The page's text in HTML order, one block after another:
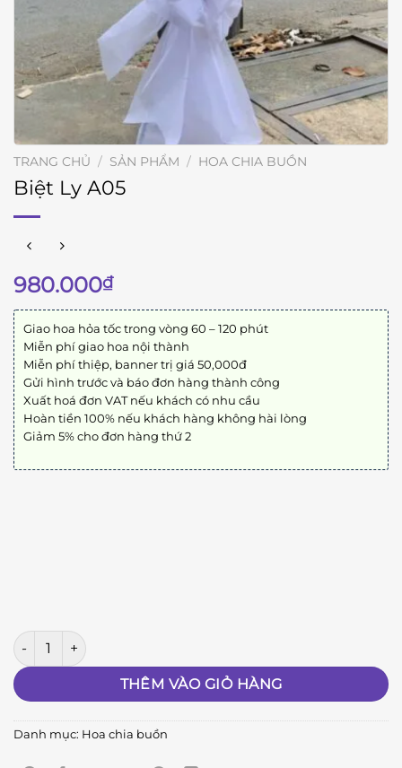
TRANG CHỦ / SẢN PHẨM / HOA CHIA BUỒN
Biệt Ly A05
980.000₫
Giao hoa hỏa tốc trong vòng 60 – 120 phút
Miễn phí giao hoa nội thành
Miễn phí thiệp, banner trị giá 50,000đ
Gửi hình trước và báo đơn hàng thành công
Xuất hoá đơn VAT nếu khách có nhu cầu
Hoàn tiền 100% nếu khách hàng không hài lòng
Giảm 5% cho đơn hàng thứ 2
Biệt Ly A05 số lượng
THÊM VÀO GIỎ HÀNG
Danh mục: Hoa chia buồn